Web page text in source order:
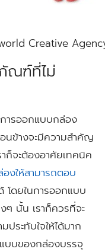
Creative
ณฑ์ที่ไม่
ารออกแบบกล่อง
ข้างจะมีความสำคัญ
ก็จะต้องอาศัยเทคนิค
งให้สามารถตอบ
โดยในการออกแบบ
นั้น เราก็ควรที่จะ
ประทับใจให้ได้มาก
บของกล่องบรรจุ